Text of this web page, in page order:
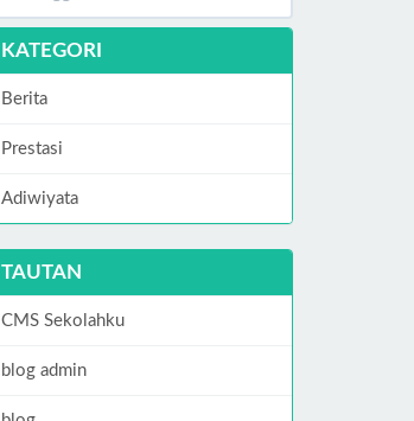
KATEGORI
Berita
Prestasi
Adiwiyata
TAUTAN
CMS Sekolahku
blog admin